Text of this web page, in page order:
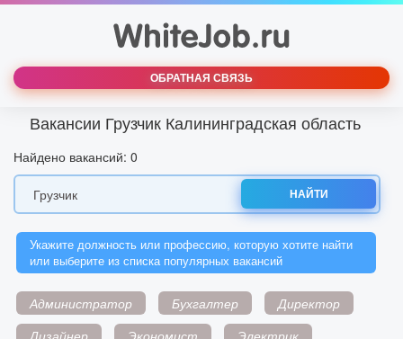
ОБРАТНАЯ СВЯЗЬ
Вакансии Грузчик Калининградская область
Найдено вакансий: 0
НАЙТИ
Укажите должность или профессию, которую хотите найти
или выберите из списка популярных вакансий
Администратор Бухгалтер
Директор
Дизайнер
Экономист
Электрик